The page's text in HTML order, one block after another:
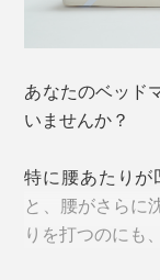
あなたのベッド
いませんか？
特に腰あたり
と、腰がさらに
りを打つのにも